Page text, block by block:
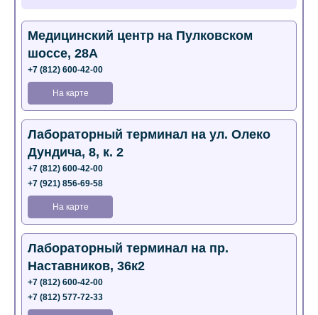
Медицинский центр на Пулковском
шоссе, 28А
+7 (812) 600-42-00
На карте
Лабораторный терминал на ул. Олеко
Дундича, 8, к. 2
+7 (812) 600-42-00
+7 (921) 856-69-58
На карте
Лабораторный терминал на пр.
Наставников, 36к2
+7 (812) 600-42-00
+7 (812) 577-72-33